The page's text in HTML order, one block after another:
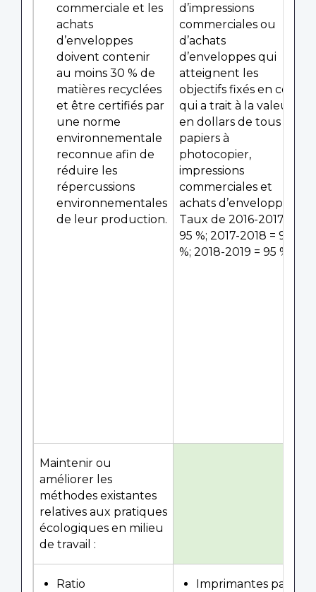
commerciale et les
achats
d’enveloppes
doivent contenir
au moins 30 % de
matières recyclées
et être certifiés par
une norme
environnementale
reconnue afin de
réduire les
répercussions
environnementales
de leur production.
d’impressions
commerciales ou
d’achats
d’enveloppes qui
atteignent les
objectifs fixés en ce
qui a trait à la valeur
en dollars de tous les
papiers à
photocopier,
impressions
commerciales et
achats d’enveloppes.
Taux de 2016-2017 =
95 %; 2017-2018 = 95
%; 2018-2019 = 95 %
Maintenir ou
améliorer les
méthodes existantes
relatives aux pratiques
écologiques en milieu
de travail :
Ratio
Imprimantes par